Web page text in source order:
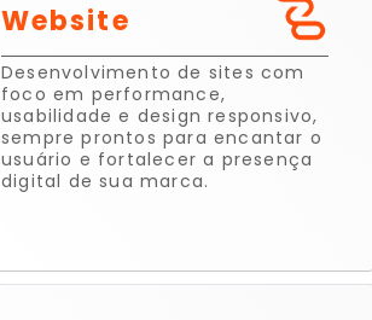
Website
Desenvolvimento de sites com
foco em performance,
usabilidade e design responsivo,
sempre prontos para encantar o
usuário e fortalecer a presença
digital de sua marca.